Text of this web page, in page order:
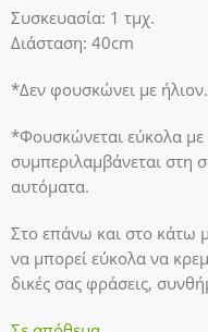
Συσκευασία: 1 τμχ.
Διάσταση: 40cm
*Δεν φουσκώνει με ήλιον.
*Φουσκώνεται εύκολα με
συμπεριλαμβάνεται στη
αυτόματα.
Στο επάνω και στο κάτω
να μπορεί εύκολα να
δικές σας φράσεις,